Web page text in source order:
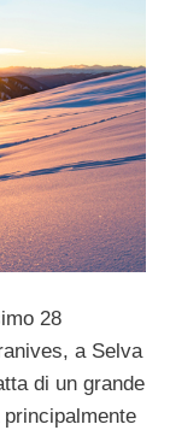
28
a Selva
di un grande